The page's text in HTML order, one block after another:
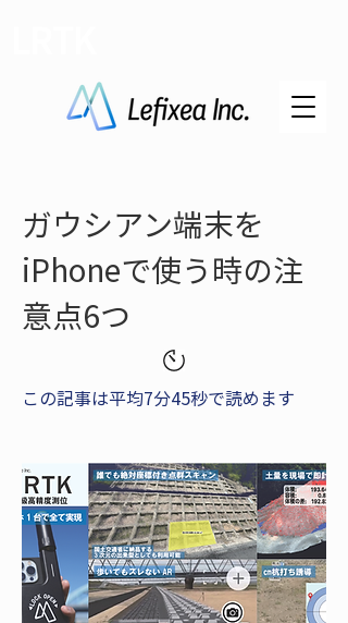
ガウシアン端末を
iPhoneで使う時の注
意点6つ
この記事は平均7分45秒で読めます